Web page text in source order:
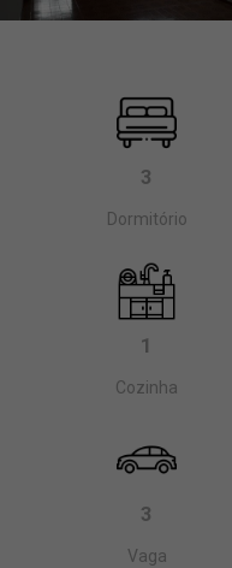
3
Dormitório
1
Cozinha
3
Vaga